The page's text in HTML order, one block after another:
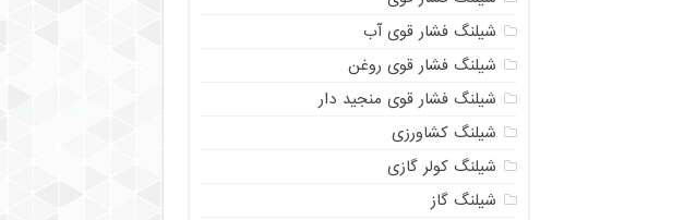
شیلنگ فشار قوی آب
شیلنگ فشار قوی روغن
شیلنگ فشار قوی منجید دار
شیلنگ کشاورزی
شیلنگ کولر گازی
شیلنگ گاز